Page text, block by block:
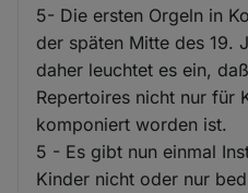
5- Die ersten Orgeln in
der späten Mitte des 19.
daher leuchtet es ein,
Repertoires nicht nur für
komponiert worden ist.
5 - Es gibt nun einmal
Kinder nicht oder nur